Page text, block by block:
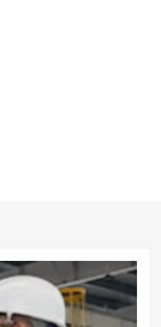
2023